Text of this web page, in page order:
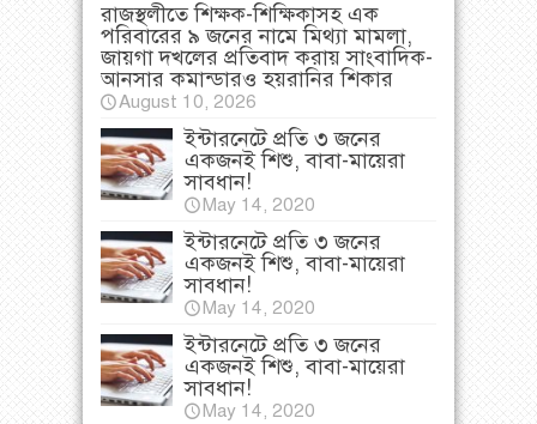
রাজস্থলীতে শিক্ষক-শিক্ষিকাসহ এক
পরিবারের ৯ জনের নামে মিথ্যা মামলা,
জায়গা দখলের প্রতিবাদ করায় সাংবাদিক-
আনসার কমান্ডারও হয়রানির শিকার
August 10, 2026
ইন্টারনেটে প্রতি ৩ জনের
একজনই শিশু, বাবা-মায়েরা
সাবধান!
May 14, 2020
ইন্টারনেটে প্রতি ৩ জনের
একজনই শিশু, বাবা-মায়েরা
সাবধান!
May 14, 2020
ইন্টারনেটে প্রতি ৩ জনের
একজনই শিশু, বাবা-মায়েরা
সাবধান!
May 14, 2020